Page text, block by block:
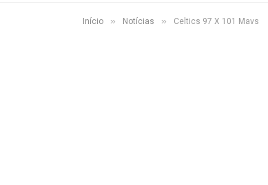
Início » Notícias » Celtics 97 X 101 Mavs